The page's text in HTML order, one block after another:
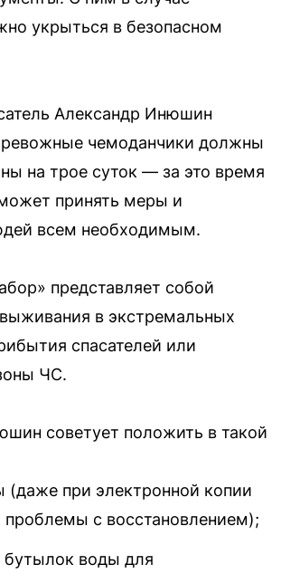
укрыться в безопасном
Александр Инюшин
чемоданчики должны
на трое суток — за это время
принять меры и
всем необходимым.
представляет собой
в экстремальных
спасателей или
ЧС.
советует положить в такой
(даже при электронной копии
с восстановлением);
бутылок воды для